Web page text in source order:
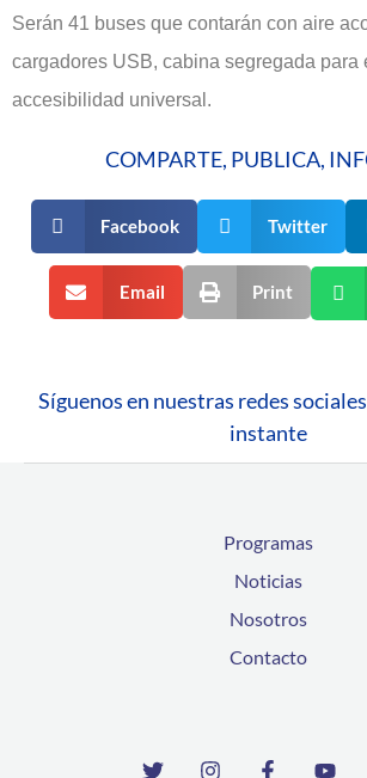
Serán 41 buses que contarán con aire
cargadores USB, cabina segregada para
accesibilidad universal.
COMPARTE, PUBLICA,
Facebook Twitter
Email Print
Síguenos en nuestras redes
instante
Programas
Noticias
Nosotros
Contacto